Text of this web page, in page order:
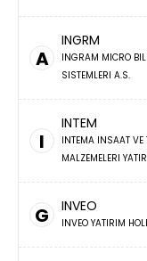
A
INGRM
INGRAM MICRO
SISTEMLERI A.S.
I
INTEM
INTEMA INSAAT VE
MALZEMELERI
G INVEO
INVEO YATIRIM